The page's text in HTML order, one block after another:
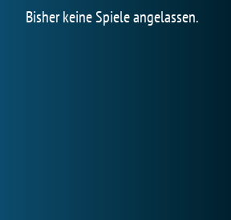
Bisher keine Spiele angelassen.